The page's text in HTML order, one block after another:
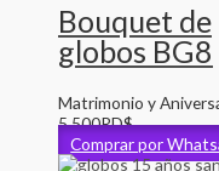
Bouquet de
globos BG8
Matrimonio y
5,500RD$
Comprar por